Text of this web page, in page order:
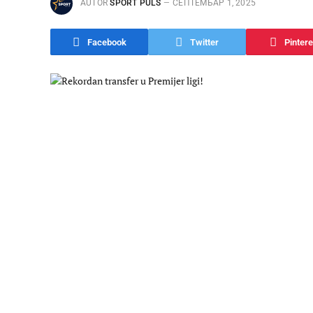
AUTOR SPORT PULS СЕПТЕМБАР 1, 2025
Facebook Twitter